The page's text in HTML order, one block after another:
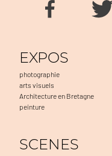
EXPOS
photographie
arts visuels
Architecture en Bretagne
peinture
SCENES